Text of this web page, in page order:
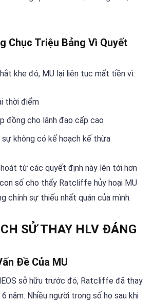
Chục Triệu Bảng Vì Quyết
khe đó, MU lại liên tục mất tiền vì:
thời điểm
đồng cho lãnh đạo cấp cao
sự không có kế hoạch kế thừa
từ các quyết định này lên tới hơn
số cho thấy Ratcliffe hủy hoại MU
chính sự thiếu nhất quán của mình.
SỬ THAY HLV ĐÁNG
Đề Của MU
sở hữu trước đó, Ratcliffe đã thay
năm. Nhiều người trong số họ sau khi